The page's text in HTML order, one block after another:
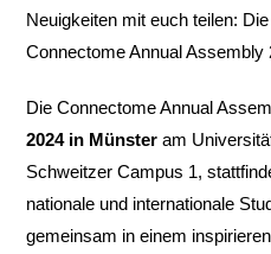
Neuigkeiten mit euch teilen: Die
Connectome Annual
Die Connectome Annual
2024 in Münster am
Schweitzer Campus 1,
nationale und internationale
gemeinsam in einem